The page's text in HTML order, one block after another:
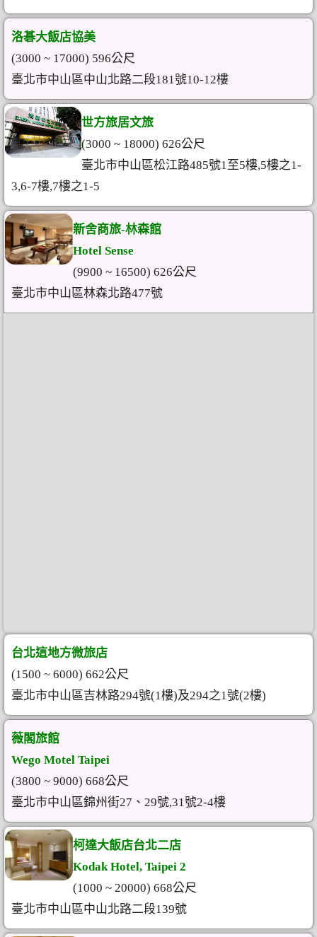
洛碁大飯店協美
(3000 ~ 17000) 596公尺
臺北市中山區中山北路二段181號10-12樓
世方旅居文旅
(3000 ~ 18000) 626公尺
臺北市中山區松江路485號1至5樓,5樓之1-
3,6-7樓,7樓之1-5
新舍商旅-林森館
Hotel Sense
(9900 ~ 16500) 626公尺
臺北市中山區林森北路477號
台北這地方微旅店
(1500 ~ 6000) 662公尺
臺北市中山區吉林路294號(1樓)及294之1號(2樓)
薇閣旅館
Wego Motel Taipei
(3800 ~ 9000) 668公尺
臺北市中山區錦州街27、29號,31號2-4樓
柯達大飯店台北二店
Kodak Hotel, Taipei 2
(1000 ~ 20000) 668公尺
臺北市中山區中山北路二段139號